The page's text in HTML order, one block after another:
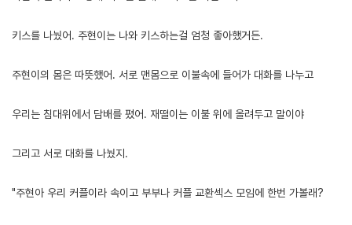
키스를 나눴어. 주현이는 나와 키스하는걸 엄청 좋아했거든.
주현이의 몸은 따뜻했어. 서로 맨몸으로 이불속에 들어가 대화를 나누고
우리는 침대위에서 담배를 폈어. 재떨이는 이불 위에 올려두고 말이야
그리고 서로 대화를 나눴지.
"주현아 우리 커플이라 속이고 부부나 커플 교환섹스 모임에 한번 가볼래?